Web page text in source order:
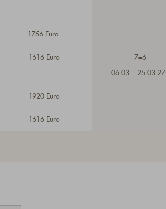
1756 Euro
1616 Euro 7=6
06.03. - 25.03.27
1920 Euro
1616 Euro